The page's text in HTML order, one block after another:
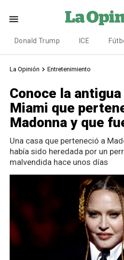
Donald Trump ICE
La Opinión Entretenimiento
Conoce la
Miami que
Madonna y que
Una casa que perteneció a
había sido heredada por un
malvendida hace unos días